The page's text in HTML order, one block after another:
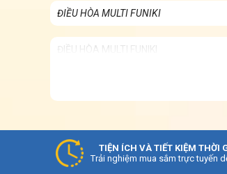
ĐIỀU HÒA MULTI FUNIKI
ĐIỀU HÒA MULTI FUNIKI
TIỆN ÍCH VÀ TIẾT KIỆM THỜI
Trải nghiệm mua sắm trực tuyến